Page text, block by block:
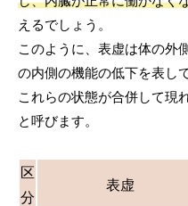
えるでしょう。
このように、表虚は体の外
の内側の機能の低下を表し
これらの状態が合併して現
と呼びます。
区
分
表虚